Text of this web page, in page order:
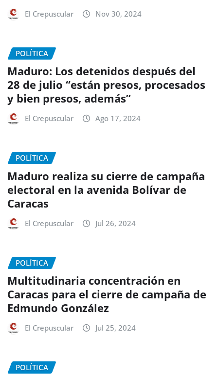
El Crepuscular Nov 30, 2024
POLÍTICA
Maduro: Los detenidos después del
28 de julio “están presos, procesados
y bien presos, además”
El Crepuscular Ago 17, 2024
POLÍTICA
Maduro realiza su cierre de campaña
electoral en la avenida Bolívar de
Caracas
El Crepuscular Jul 26, 2024
POLÍTICA
Multitudinaria concentración en
Caracas para el cierre de campaña de
Edmundo González
El Crepuscular Jul 25, 2024
POLÍTICA